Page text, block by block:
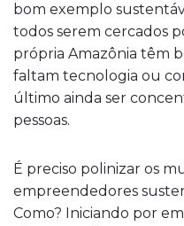
bom exemplo
todos serem cercados
própria Amazônia têm
faltam tecnologia ou
último ainda ser
pessoas.
É preciso polinizar os
empreendedores
Como? Iniciando por